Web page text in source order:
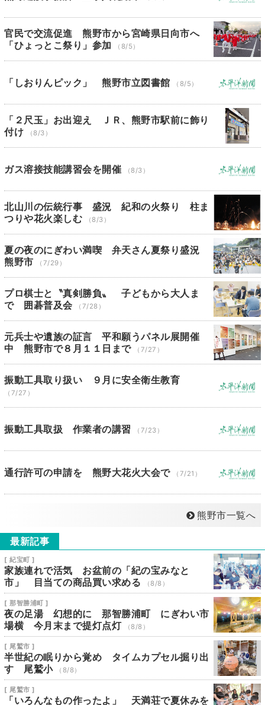
官民で交流促進 熊野市から宮崎県日向市へ
「ひょっとこ祭り」参加
（8/5）
「しおりんピック」 熊野市立図書館 （8/5）
「２尺玉」お出迎え ＪＲ、熊野市駅前に飾り
付け
（8/3）
ガス溶接技能講習会を開催 （8/3）
北山川の伝統行事 盛況 紀和の火祭り 柱ま
つりや花火楽しむ
（8/3）
夏の夜のにぎわい満喫 弁天さん夏祭り盛況
熊野市
（7/29）
プロ棋士と〝真剣勝負〟 子どもから大人ま
で 囲碁普及会
（7/28）
元兵士や遺族の証言 平和願うパネル展開催
中 熊野市で８月１１日まで
（7/27）
振動工具取り扱い ９月に安全衛生教育
（7/27）
振動工具取扱 作業者の講習 （7/23）
通行許可の申請を 熊野大花火大会で （7/21）
熊野市一覧へ
最新記事
[ 紀宝町 ]
家族連れで活気 お盆前の「紀の宝みなと
市」 目当ての商品買い求める
（8/8）
[ 那智勝浦町 ]
夜の足湯 幻想的に 那智勝浦町 にぎわい市
場横 今月末まで提灯点灯
（8/8）
[ 尾鷲市 ]
半世紀の眠りから覚め タイムカプセル掘り出
す 尾鷲小
（8/8）
[ 尾鷲市 ]
「いろんなもの作ったよ」 天満荘で夏休みを